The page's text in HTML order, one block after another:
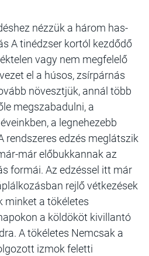
nézzük a három has-
A tinédzser kortól kezdődő
vagy nem megfelelő
el a húsos, zsírpárnás
növesztjük, annál több
megszabadulni, a
a legnehezebb
rendszeres edzés meglátszik
már előbukkannak az
formái. Az edzéssel itt már
rejlő vétkezések
minket a tökéletes
a köldököt kivillantó
A tökéletes Nemcsak a
izmok feletti